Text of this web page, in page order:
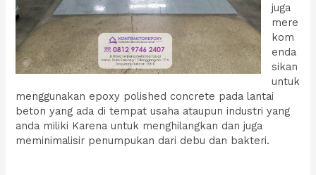
juga
mere
kom
enda
sikan
untuk
menggunakan epoxy polished concrete pada lantai
beton yang ada di tempat usaha ataupun industri yang
anda miliki Karena untuk menghilangkan dan juga
meminimalisir penumpukan dari debu dan bakteri.